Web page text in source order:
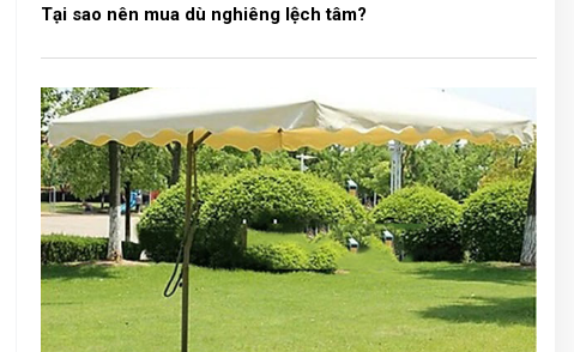
Tại sao nên mua dù nghiêng lệch tâm?